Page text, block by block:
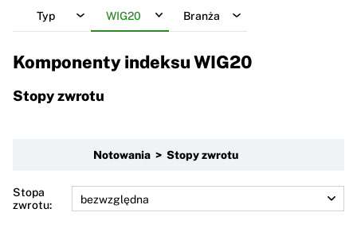
Typ WIG20 Branża
Komponenty indeksuWIG20
Stopy zwrotu
Notowania > Stopy zwrotu
Stopa
zwrotu: